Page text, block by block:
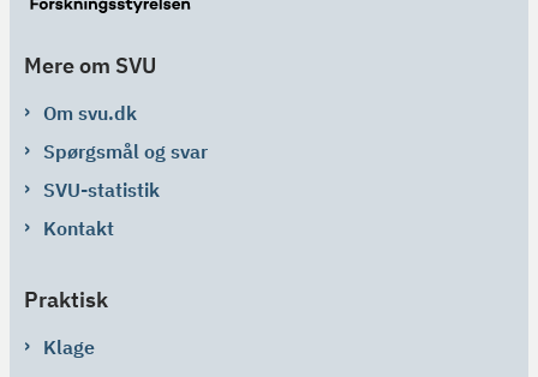
Mere om SVU
Om svu.dk
Spørgsmål og svar
SVU-statistik
Kontakt
Praktisk
Klage